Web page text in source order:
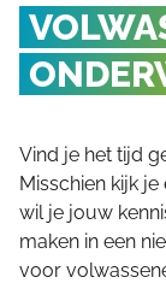
Vind je het tijd
Misschien kijk
wil je jouw
maken in een
voor